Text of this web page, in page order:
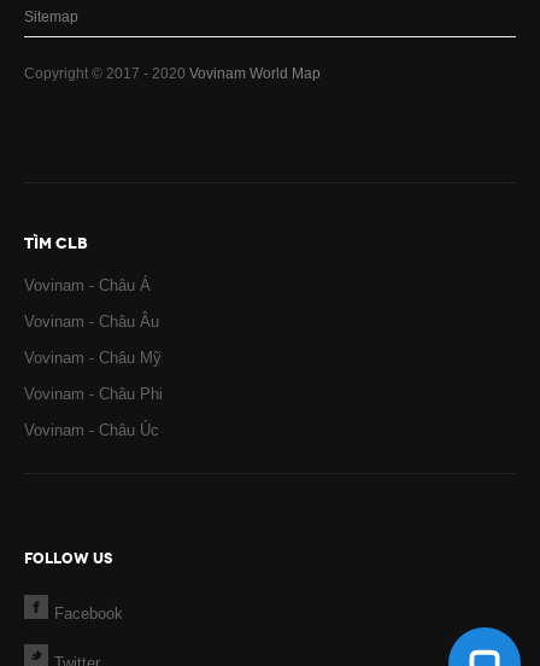
Sitemap
Copyright © 2017 - 2020 Vovinam World Map
TÌM CLB
Vovinam - Châu Á
Vovinam - Châu Âu
Vovinam - Châu Mỹ
Vovinam - Châu Phi
Vovinam - Châu Úc
FOLLOW US
Facebook